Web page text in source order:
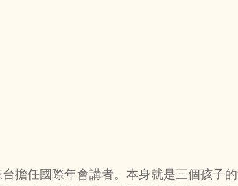
擔任國際年會講者。本身就是三個孩子